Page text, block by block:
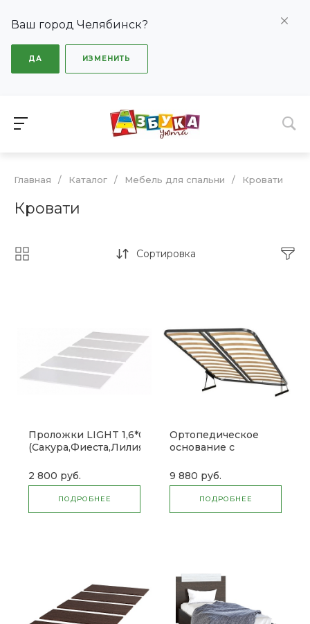
Ваш город Челябинск?
ДА ИЗМЕНИТЬ
Главная / Каталог / Мебель для спальни / Кровати
Кровати
Сортировка
Проложки LIGHT 1,6*0,42
(Сакура,Фиеста,Лилия,Модерн,Саломея,Баунти)
2 800 руб.
ПОДРОБНЕЕ
Ортопедическое
основание с
механизмом 1,6 (б)
9 880 руб.
ПОДРОБНЕЕ